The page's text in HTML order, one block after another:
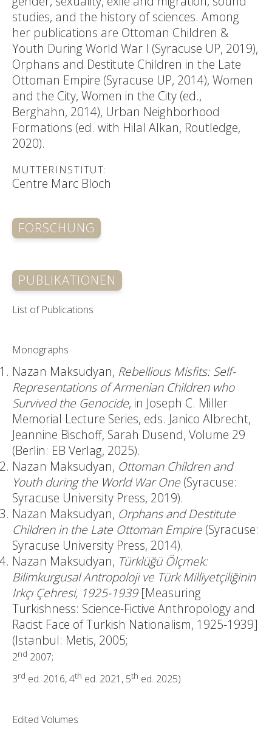
studies, and the history of sciences. Among
her publications are Ottoman Children &
Youth During World War I (Syracuse UP, 2019),
Orphans and Destitute Children in the Late
Ottoman Empire (Syracuse UP, 2014), Women
and the City, Women in the City (ed.,
Berghahn, 2014), Urban Neighborhood
Formations (ed. with Hilal Alkan, Routledge,
2020).
MUTTERINSTITUT:
Centre Marc Bloch
FORSCHUNG
PUBLIKATIONEN
List of Publications
Monographs
Nazan Maksudyan, Rebellious Misfits: Self-
Representations of Armenian Children who
Survived the Genocide, in Joseph C. Miller
Memorial Lecture Series, eds. Janico Albrecht,
Jeannine Bischoff, Sarah Dusend, Volume 29
(Berlin: EB Verlag, 2025).
Nazan Maksudyan, Ottoman Children and
Youth during the World War One (Syracuse:
Syracuse University Press, 2019).
Nazan Maksudyan, Orphans and Destitute
Children in the Late Ottoman Empire (Syracuse:
Syracuse University Press, 2014).
Nazan Maksudyan, Türklüğü Ölçmek:
Bilimkurgusal Antropoloji ve Türk Milliyetçiliğinin
Irkçı Çehresi, 1925-1939[Measuring
Turkishness: Science-Fictive Anthropology and
Racist Face of Turkish Nationalism, 1925-1939]
(Istanbul: Metis, 2005;
2nd 2007;
3rd ed. 2016, 4th ed. 2021, 5th ed. 2025).
Edited Volumes